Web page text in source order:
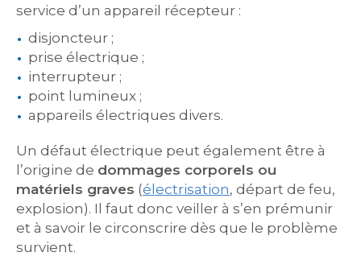
service d’un appareil récepteur :
disjoncteur ;
prise électrique ;
interrupteur ;
point lumineux ;
appareils électriques divers.
Un défaut électrique peut également être à
l’origine de dommages corporels ou
matériels graves (électrisation, départ de feu,
explosion). Il faut donc veiller à s’en prémunir
et à savoir le circonscrire dès que le problème
survient.